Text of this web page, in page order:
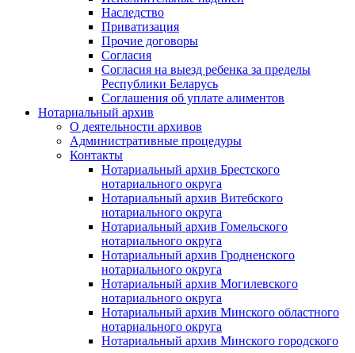
Наследство
Приватизация
Прочие договоры
Согласия
Согласия на выезд ребенка за пределы
Республики Беларусь
Соглашения об уплате алиментов
Нотариальный архив
О деятельности архивов
Административные процедуры
Контакты
Нотариальный архив Брестского
нотариального округа
Нотариальный архив Витебского
нотариального округа
Нотариальный архив Гомельского
нотариального округа
Нотариальный архив Гродненского
нотариального округа
Нотариальный архив Могилевского
нотариального округа
Нотариальный архив Минского областного
нотариального округа
Нотариальный архив Минского городского